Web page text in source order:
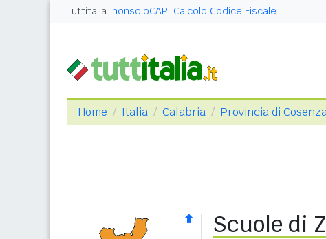
Tuttitalia nonsoloCAP Calcolo Codice Fiscale
Home Italia Calabria Provincia di
Scuole di